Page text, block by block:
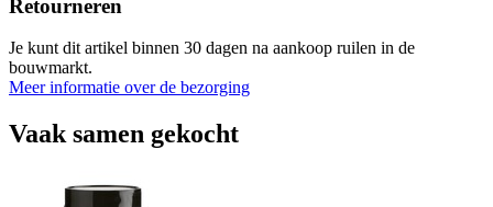
Retourneren
Je kunt dit artikel binnen 30 dagen na aankoop ruilen in de
bouwmarkt.
Meer informatie over de bezorging
Vaak samen gekocht